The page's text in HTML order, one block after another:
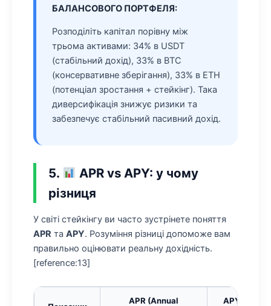
БАЛАНСОВОГО ПОРТФЕЛЯ:
Розподіліть капітал порівну між
трьома активами: 34% в USDT
(стабільний дохід), 33% в BTC
(консервативне зберігання), 33% в ETH
(потенціал зростання + стейкінг). Така
диверсифікація знижує ризики та
забезпечує стабільний пасивний дохід.
5.
APR vs APY: у чому
різниця
У світі стейкінгу ви часто зустрінете поняття
APR та APY. Розуміння різниці допоможе вам
правильно оцінювати реальну дохідність.
[reference:13]
APR (Annual
APY